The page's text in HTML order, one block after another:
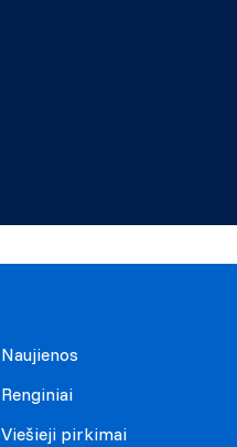
Naujienos
Renginiai
Viešieji pirkimai